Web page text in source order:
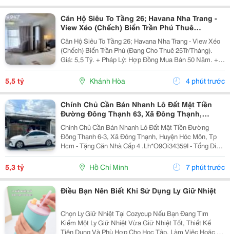
Căn Hộ Siêu To Tầng 26; Havana Nha Trang -
View Xéo (Chếch) Biển Trần Phú Thuê
25Tr/Tháng 5,5 Tỷ
Căn Hộ Siêu To Tầng 26; Havana Nha Trang - View Xéo
(Chếch) Biển Trần Phú (Đang Cho Thuê 25Tr/Tháng).
Giá: 5,5 Tỷ. + Pháp Lý: Hợp Đồng Mua Bán 50 Năm. +
Toạ Lạc: 38 Trần Phú, P Lộc Thọ, Tp Nha Trang, Tỉnh
Khánh Hoà. + Diện Tích:...
5,5 tỷ Khánh Hòa 4 phút trước
Chính Chủ Cần Bán Nhanh Lô Đất Mặt Tiền
Đường Đông Thạnh 63, Xã Đông Thạnh,
Huyện Hóc Môn, Tp Hcm
Chính Chủ Cần Bán Nhanh Lô Đất Mặt Tiền Đường
Đông Thạnh 6-3, Xã Đông Thạnh, Huyện Hóc Môn, Tp
Hcm - Tặng Căn Nhà Cấp 4 .Lh*O9Oi34359I - Tổng Diện
Tích Đất: 152.8M2. Full Thổ Cư - Tổng Diện Tích Nhà
Có Sẵn: 84,2M2 - Phù Hợp Cho Kinh Doanh Kho
Xưởng,...
5,3 tỷ Hồ Chí Minh 7 phút trước
Điều Bạn Nên Biết Khi Sử Dụng Ly Giữ Nhiệt
Chọn Ly Giữ Nhiệt Tại Cozycup Nếu Bạn Đang Tìm
Kiếm Một Ly Giữ Nhiệt Vừa Giữ Nhiệt Tốt, Thiết Kế
Tiện Dụng Và Phù Hợp Cho Học Tập, Làm Việc Hoặc Di